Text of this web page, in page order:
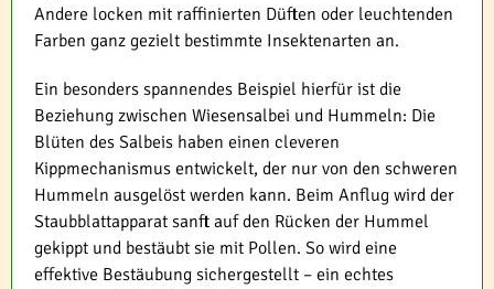
Andere locken mit raffinierten Düften oder leuchtenden
Farben ganz gezielt bestimmte Insektenarten an.
Ein besonders spannendes Beispiel hierfür ist die
Beziehung zwischen Wiesensalbei und Hummeln: Die
Blüten des Salbeis haben einen cleveren
Kippmechanismus entwickelt, der nur von den schweren
Hummeln ausgelöst werden kann. Beim Anflug wird der
Staubblattapparat sanft auf den Rücken der Hummel
gekippt und bestäubt sie mit Pollen. So wird eine
effektive Bestäubung sichergestellt – ein echtes